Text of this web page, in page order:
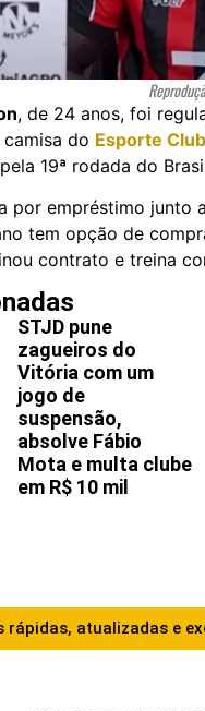
, de 24 anos, foi
do Esporte
19ª rodada do
por empréstimo junto
tem opção de
contrato e treina
STJD pune
zagueiros do
Vitória com um
jogo de
suspensão,
absolve Fábio
Mota e multa clube
em R$ 10 mil
rápidas, atualizadas e